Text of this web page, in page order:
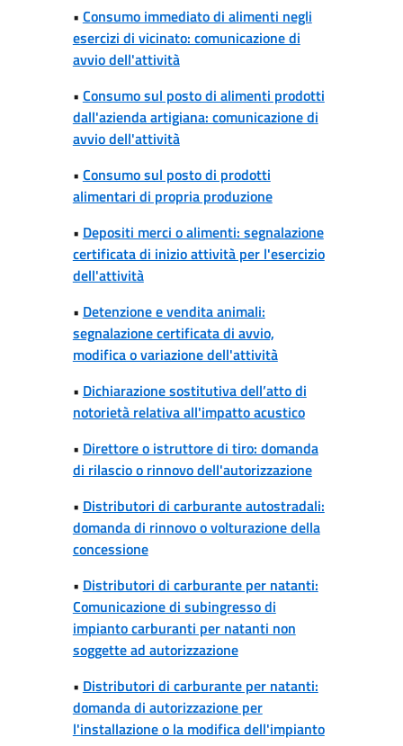
• Consumo immediato di alimenti negli
esercizi di vicinato: comunicazione di
avvio dell'attività
• Consumo sul posto di alimenti prodotti
dall'azienda artigiana: comunicazione di
avvio dell'attività
• Consumo sul posto di prodotti
alimentari di propria produzione
• Depositi merci o alimenti: segnalazione
certificata di inizio attività per l'esercizio
dell'attività
• Detenzione e vendita animali:
segnalazione certificata di avvio,
modifica o variazione dell'attività
• Dichiarazione sostitutiva dell’atto di
notorietà relativa all'impatto acustico
• Direttore o istruttore di tiro: domanda
di rilascio o rinnovo dell'autorizzazione
• Distributori di carburante autostradali:
domanda di rinnovo o volturazione della
concessione
• Distributori di carburante per natanti:
Comunicazione di subingresso di
impianto carburanti per natanti non
soggette ad autorizzazione
• Distributori di carburante per natanti:
domanda di autorizzazione per
l'installazione o la modifica dell'impianto